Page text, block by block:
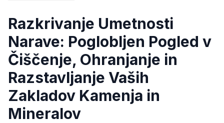
Razkrivanje Umetnosti
Narave: Poglobljen Pogled v
Čiščenje, Ohranjanje in
Razstavljanje Vaših
Zakladov Kamenja in
Mineralov